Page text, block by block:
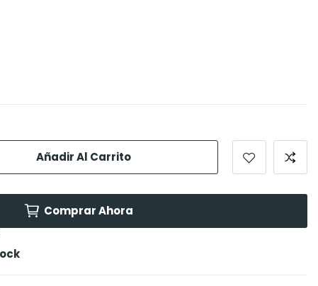
Añadir Al Carrito
Comprar Ahora